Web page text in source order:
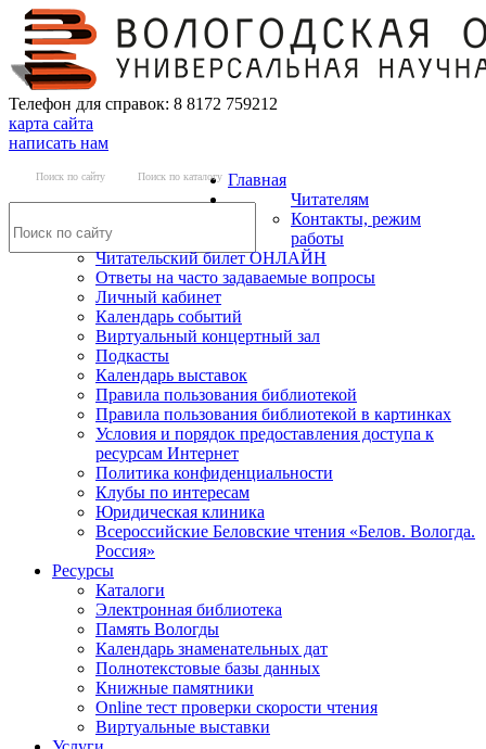
Телефон для справок: 8 8172 759212
карта сайта
написать нам
Поиск по сайту Поиск по каталогу Главная
Читателям
Контакты, режим
работы
Читательский билет ОНЛАЙН
Ответы на часто задаваемые вопросы
Личный кабинет
Календарь событий
Виртуальный концертный зал
Подкасты
Календарь выставок
Правила пользования библиотекой
Правила пользования библиотекой в картинках
Условия и порядок предоставления доступа к
ресурсам Интернет
Политика конфиденциальности
Клубы по интересам
Юридическая клиника
Всероссийские Беловские чтения «Белов. Вологда.
Россия»
Ресурсы
Каталоги
Электронная библиотека
Память Вологды
Календарь знаменательных дат
Полнотекстовые базы данных
Книжные памятники
Online тест проверки скорости чтения
Виртуальные выставки